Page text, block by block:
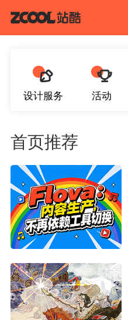
设计服务 活动
首页推荐